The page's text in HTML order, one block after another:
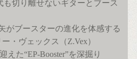
も切り離せないギターとブース
がブースターの進化を体感する
・ヴェックス（Z.Vex）
えた“EP-Booster”を深掘り